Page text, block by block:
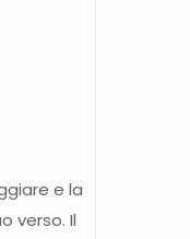
e la
verso. Il